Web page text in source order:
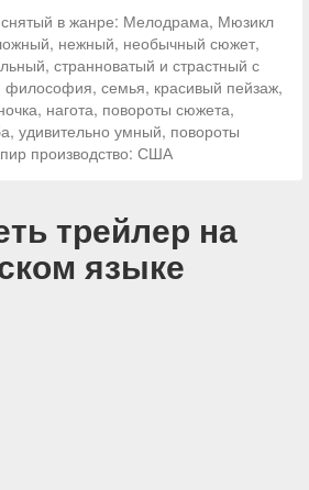
в жанре: Мелодрама, Мюзикл
нежный, необычный сюжет,
странноватый и страстный с
философия, семья, красивый пейзаж,
нагота, повороты сюжета,
удивительно умный, повороты
производство: США
трейлер на
языке